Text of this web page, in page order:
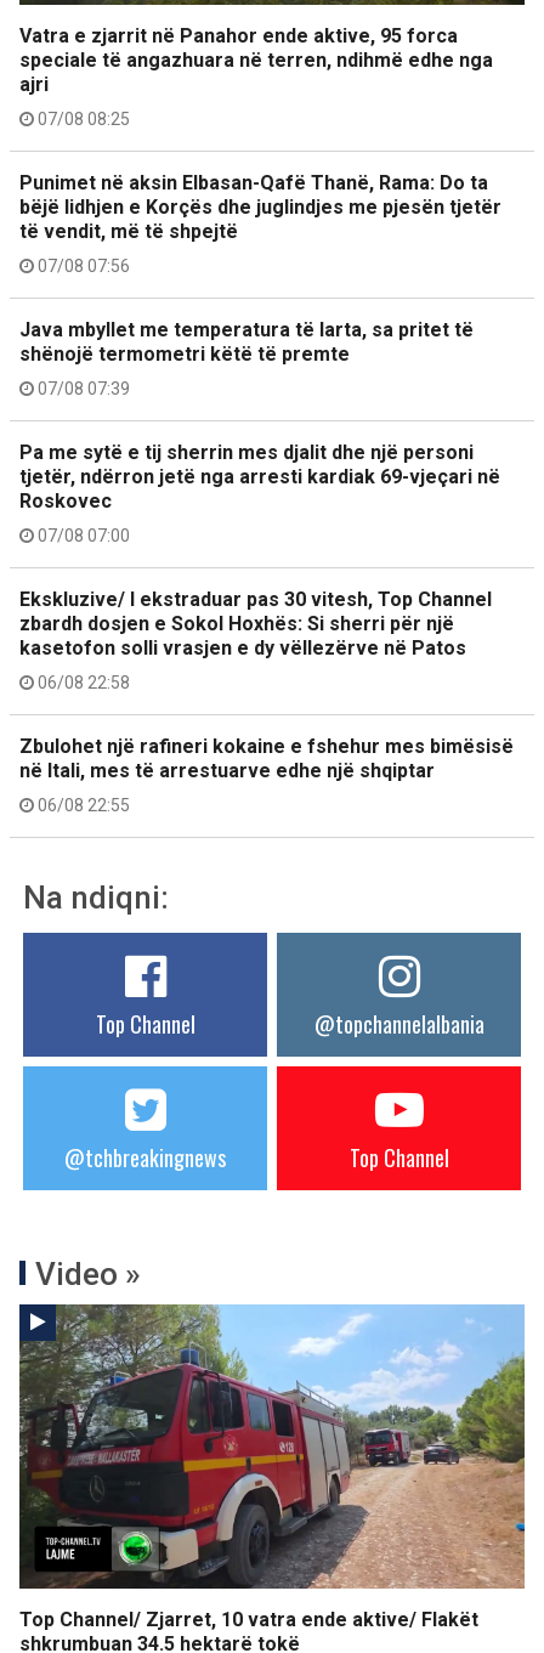
Vatra e zjarrit në Panahor ende aktive, 95 forca
speciale të angazhuara në terren, ndihmë edhe nga
ajri
07/08 08:25
Punimet në aksin Elbasan-Qafë Thanë, Rama: Do ta
bëjë lidhjen e Korçës dhe juglindjes me pjesën tjetër
të vendit, më të shpejtë
07/08 07:56
Java mbyllet me temperatura të larta, sa pritet të
shënojë termometri këtë të premte
07/08 07:39
Pa me sytë e tij sherrin mes djalit dhe një personi
tjetër, ndërron jetë nga arresti kardiak 69-vjeçari në
Roskovec
07/08 07:00
Ekskluzive/ I ekstraduar pas 30 vitesh, Top Channel
zbardh dosjen e Sokol Hoxhës: Si sherri për një
kasetofon solli vrasjen e dy vëllezërve në Patos
06/08 22:58
Zbulohet një rafineri kokaine e fshehur mes bimësisë
në Itali, mes të arrestuarve edhe një shqiptar
06/08 22:55
Na ndiqni:
Top Channel @topchannelalbania
@tchbreakingnews Top Channel
Video »
Top Channel/ Zjarret, 10 vatra ende aktive/ Flakët
shkrumbuan 34.5 hektarë tokë